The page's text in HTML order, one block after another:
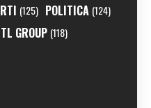
(125) POLITICA (124)
GROUP (118)